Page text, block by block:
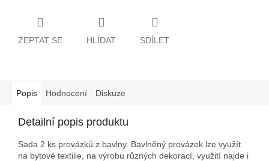
ZEPTAT SE HLÍDAT SDÍLET
Popis Hodnocení Diskuze
Detailní popis produktu
Sada 2 ks provázků z bavlny. Bavlněný provázek lze využít
na bytové textilie, na výrobu různých dekorací, využití najde i